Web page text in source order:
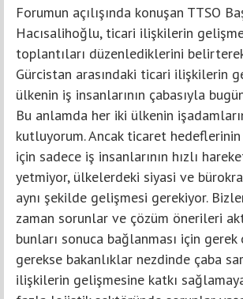
Forumun açılışında konuşan TTSO
Hacısalihoğlu, ticari ilişkilerin
toplantıları düzenlediklerini
Gürcistan arasındaki ticari ilişkilerin
ülkenin iş insanlarının çabasıyla
Bu anlamda her iki ülkenin
kutluyorum. Ancak ticaret
için sadece iş insanlarının hızlı
yetmiyor, ülkelerdeki siyasi ve
aynı şekilde gelişmesi gerekiyor.
zaman sorunlar ve çözüm önerileri
bunları sonuca bağlanması için
gerekse bakanlıklar nezdinde çaba
ilişkilerin gelişmesine katkı